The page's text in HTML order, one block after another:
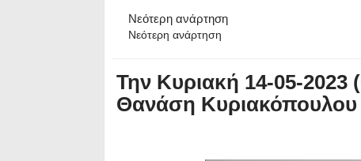
Νεότερη ανάρτηση
Νεότερη ανάρτηση
Την Κυριακή 14-05-2023
Θανάση Κυριακόπουλου